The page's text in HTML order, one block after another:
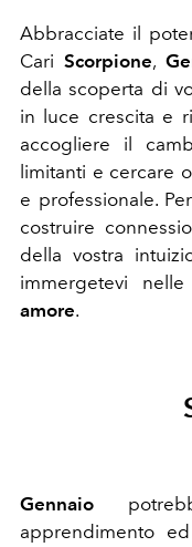
Abbracciate il
Cari Scorpione,
della scoperta di
in luce crescita e
accogliere il
limitanti e cercare
e professionale.
costruire
della vostra
immergetevi
amore.
Gennaio
apprendimento